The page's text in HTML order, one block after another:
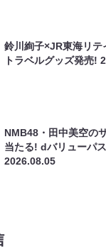
鈴川絢子×JR東海リテ
トラベルグッズ発売!
NMB48・田中美空の
当たる! dバリューパ
2026.08.05